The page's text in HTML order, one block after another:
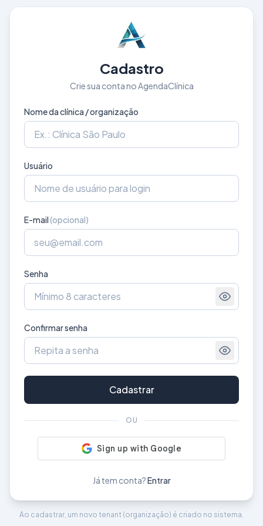
Cadastro
Crie sua conta no AgendaClínica
Nome da clínica / organização
Usuário
E-mail(opcional)
Senha
Confirmar senha
Cadastrar
OU
Já tem conta?Entrar
Ao cadastrar, um novo tenant (organização) é criado no sistema.